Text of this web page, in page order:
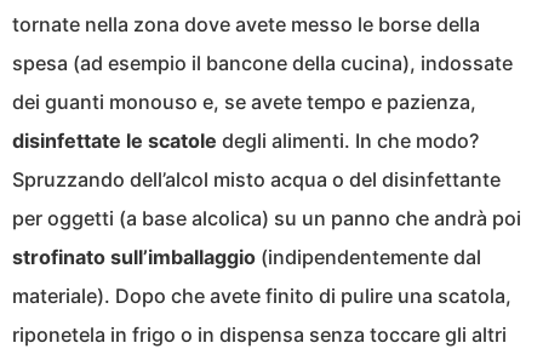
tornate nella zona dove avete messo le borse della
spesa (ad esempio il bancone della cucina), indossate
dei guanti monouso e, se avete tempo e pazienza,
disinfettate le scatole degli alimenti. In che modo?
Spruzzando dell’alcol misto acqua o del disinfettante
per oggetti (a base alcolica) su un panno che andrà poi
strofinato sull’imballaggio (indipendentemente dal
materiale). Dopo che avete finito di pulire una scatola,
riponetela in frigo o in dispensa senza toccare gli altri